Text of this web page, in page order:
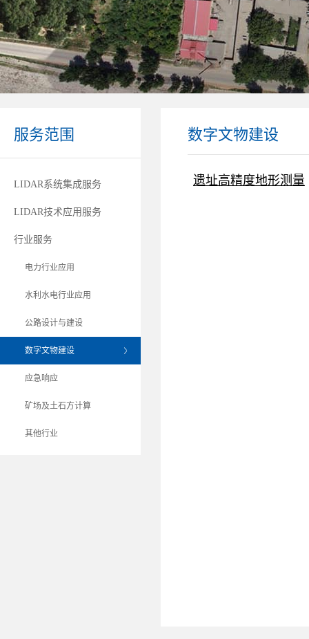
服务范围
LIDAR系统集成服务
LIDAR技术应用服务
行业服务
电力行业应用
水利水电行业应用
公路设计与建设
数字文物建设
应急响应
矿场及土石方计算
其他行业
数字文物建设
遗址高精度地形测量